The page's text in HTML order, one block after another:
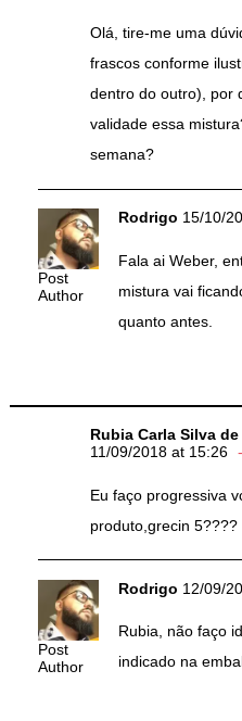
Olá, tire-me uma
frascos conforme
dentro do outro), por
validade essa
semana?
Post
Author
Rodrigo 15/10/
Fala ai Weber,
mistura vai
quanto antes.
Rubia Carla Silva
11/09/2018 at 15:26
Eu faço progressiva
produto,grecin 5????
Post
Author
Rodrigo 12/09/
Rubia, não faço
indicado na